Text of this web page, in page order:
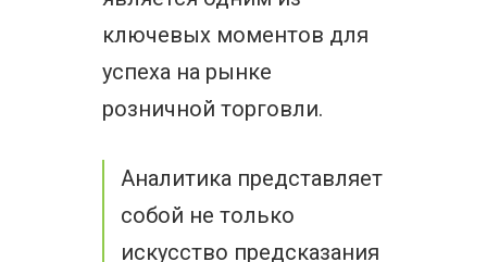
ключевых моментов для
успеха на рынке
розничной торговли.
Аналитика представляет
собой не только
искусство предсказания